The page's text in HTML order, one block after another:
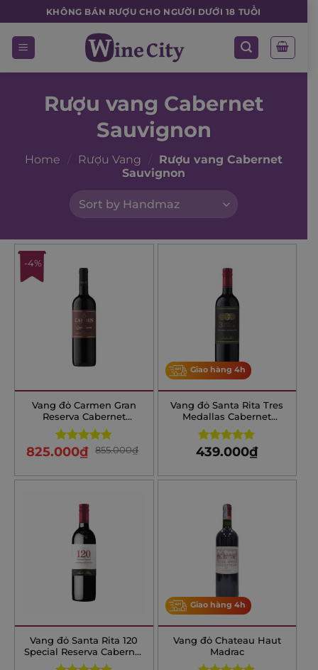
to
content
KHÔNG BÁN RƯỢU CHO NGƯỜI DƯỚI 18 TUỔI
Rượu vang Cabernet
Sauvignon
Home / Rượu Vang / Rượu vang Cabernet
Sauvignon
-4%
Vang đỏ Carmen Gran
Reserva Cabernet
Sauvignon
Rated4.83
855.000₫
825.000₫
Giao hàng 4h
Vang đỏ Santa Rita Tres
Medallas Cabernet
Sauvignon
Rated5.00
439.000₫
Vang đỏ Santa Rita 120
Special Reserva Cabernet
Sauvignon
Giao hàng 4h
Vang đỏ Chateau Haut
Madrac